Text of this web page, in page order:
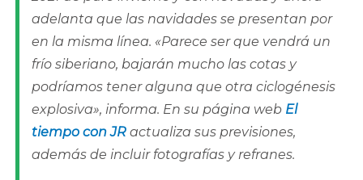
adelanta que las navidades se presentan por
en la misma línea. «Parece ser que vendrá un
frío siberiano, bajarán mucho las cotas y
podríamos tener alguna que otra ciclogénesis
explosiva», informa. En su página web El
tiempo con JRactualiza sus previsiones,
además de incluir fotografías y refranes.